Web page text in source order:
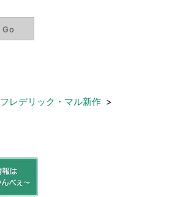
フレデリック・マル新作 >